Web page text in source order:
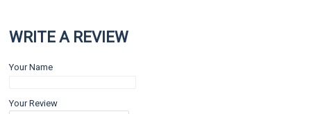
WRITE A REVIEW
Your Name
Your Review